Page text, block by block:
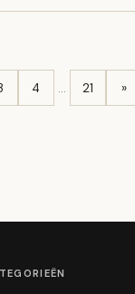
4 … 21 »